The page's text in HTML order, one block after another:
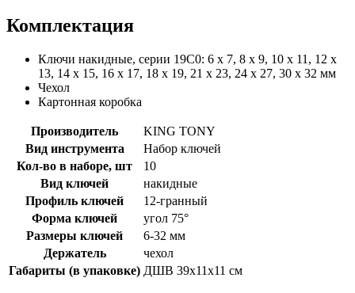
Комплектация
Ключи накидные, серии 19C0: 6 x 7, 8 x 9, 10 x 11, 12 x
13, 14 x 15, 16 x 17, 18 x 19, 21 x 23, 24 x 27, 30 x 32 мм
Чехол
Картонная коробка
Производитель
KING TONY
Вид инструмента
Набор ключей
Кол-во в наборе, шт
10
Вид ключей
накидные
Профиль ключей
12-гранный
Форма ключей
угол 75°
Размеры ключей
6-32 мм
Держатель
чехол
Габариты (в упаковке) ДШВ 39х11х11 см